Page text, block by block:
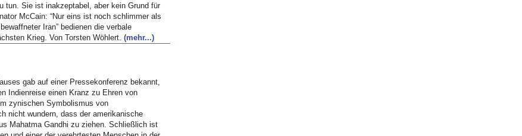
tun. Sie ist inakzeptabel, aber kein Grund für
McCain: “Nur eins ist noch schlimmer als
Iran” bedienen die verbale
Krieg. Von Torsten Wöhlert. (mehr...)
gab auf einer Pressekonferenz bekannt,
Indienreise einen Kranz zu Ehren von
zynischen Symbolismus von
nicht wundern, dass der amerikanische
Mahatma Gandhi zu ziehen. Schließlich ist